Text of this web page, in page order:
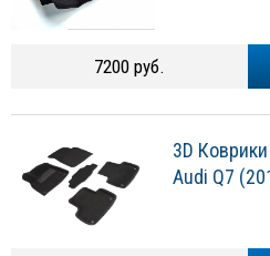
7200 руб.
3D
Audi Q7